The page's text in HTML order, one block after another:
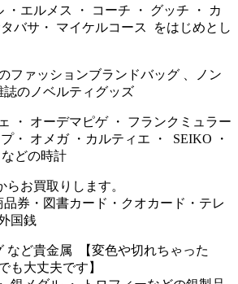
・エルメス ・ コーチ ・ グッチ ・ カ
バサ・ マイケルコース をはじめとし
ファッションブランドバッグ 、ノン
のノベルティグッズ
・ オーデマピゲ ・ フランクミュラー
・ オメガ ・カルティエ ・ SEIKO ・
どの時計
お買取りします。
券・図書カード・クオカード・テレ
国銭
など貴金属 【変色や切れちゃった
も大丈夫です】